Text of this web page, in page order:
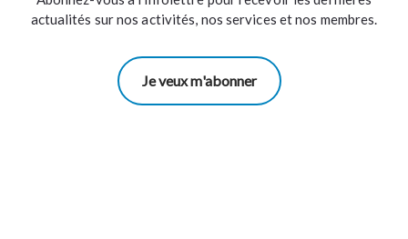
actualités sur nos activités, nos services et nos membres.
Je veux m'abonner